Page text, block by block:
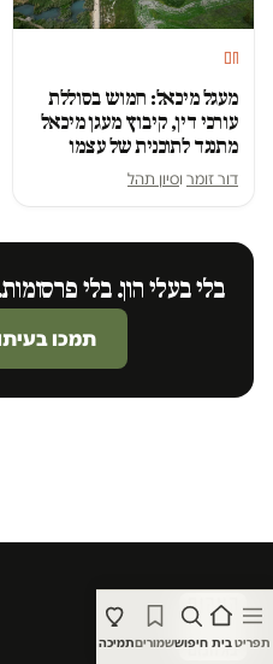
תפריטבית חיפוששמוריםתמיכה
חם
מעגל מיכאל: חמוש בסוללת
עורכי דין, קיבוץ מעגן מיכאל
מתנגד לתוכנית של עצמו
דור זומר וסיון תהל
בלי בעלי הון. בלי
תמכו